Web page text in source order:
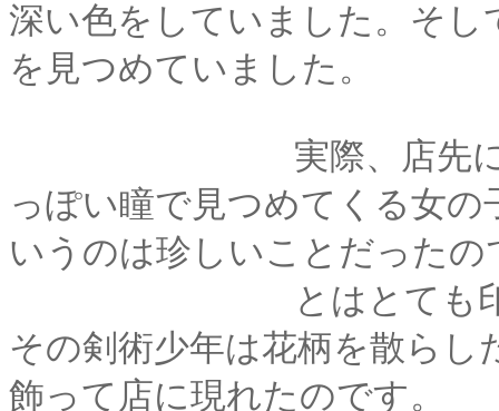
深い色をしていました。そ
を見つめていました。
実際、店先に立ち尽
っぽい瞳で見つめてくる女
いうのは珍しいことだったの
とはとても印象に残
その剣術少年は花柄を散ら
飾って店に現れたのです。